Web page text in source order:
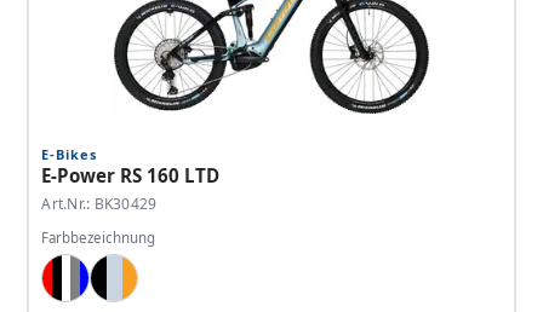
E-Bikes
E-Power RS 160 LTD
Art.Nr.: BK30429
Farbbezeichnung
Red, Black, Silver White, Polar Gray, Dark Blue
Black, Light Blue, Mango